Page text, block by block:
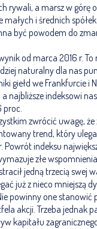
rywali, a marsz w górę
i średnich
być powodem do
od marca 2016 r.
naturalny dla nas
giełd we Frankfurcie
najbliższe indeksowi
proc.
zwrócić uwagę, że
trend, który
indeksu
złe
jedną trzecią swej
już z nieco mniejszą
powinny one stanowić
akcji. Trzeba jednak
kapitału